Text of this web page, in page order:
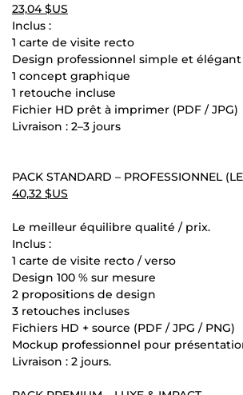
23,04 $US
Inclus :
1 carte de visite recto
Design professionnel simple et élégant
1 concept graphique
1 retouche incluse
Fichier HD prêt à imprimer (PDF / JPG)
Livraison : 2–3 jours
PACK STANDARD – PROFESSIONNEL
40,32 $US
Le meilleur équilibre qualité / prix.
Inclus :
1 carte de visite recto / verso
Design 100 % sur mesure
2 propositions de design
3 retouches incluses
Fichiers HD + source (PDF / JPG / PNG)
Mockup professionnel pour
Livraison : 2 jours.